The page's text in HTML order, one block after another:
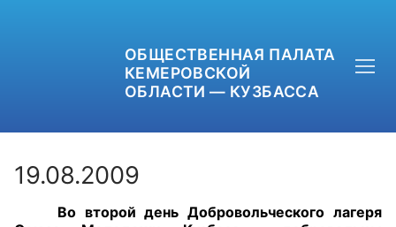
ОБЩЕСТВЕННАЯ ПАЛАТА
КЕМЕРОВСКОЙ
ОБЛАСТИ — КУЗБАССА
19.08.2009
Во второй день Добровольческого лагеря